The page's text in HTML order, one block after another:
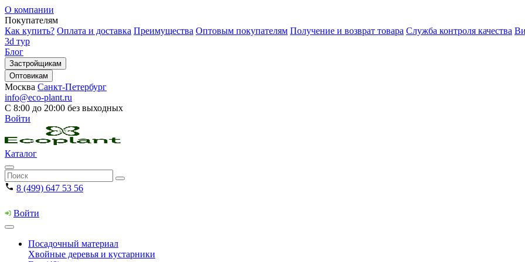
О компании
Покупателям
Как купить? Оплата и доставка Преимущества Оптовым покупателям Получение и возврат товара Служба контроля качества
3d тур
Блог
Застройщикам
Оптовикам
Москва Санкт-Петербург
info@eco-plant.ru
С 8:00 до 20:00 без выходных
Войти
Каталог
8 (499) 647 53 56
Войти
Посадочный материал
Хвойные деревья и кустарники